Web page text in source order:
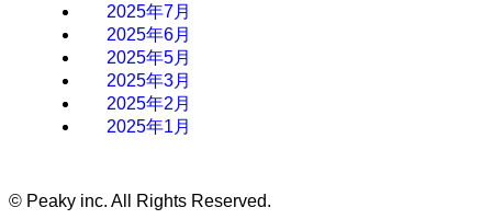
2025年7月
2025年6月
2025年5月
2025年3月
2025年2月
2025年1月
© Peaky inc. All Rights Reserved.